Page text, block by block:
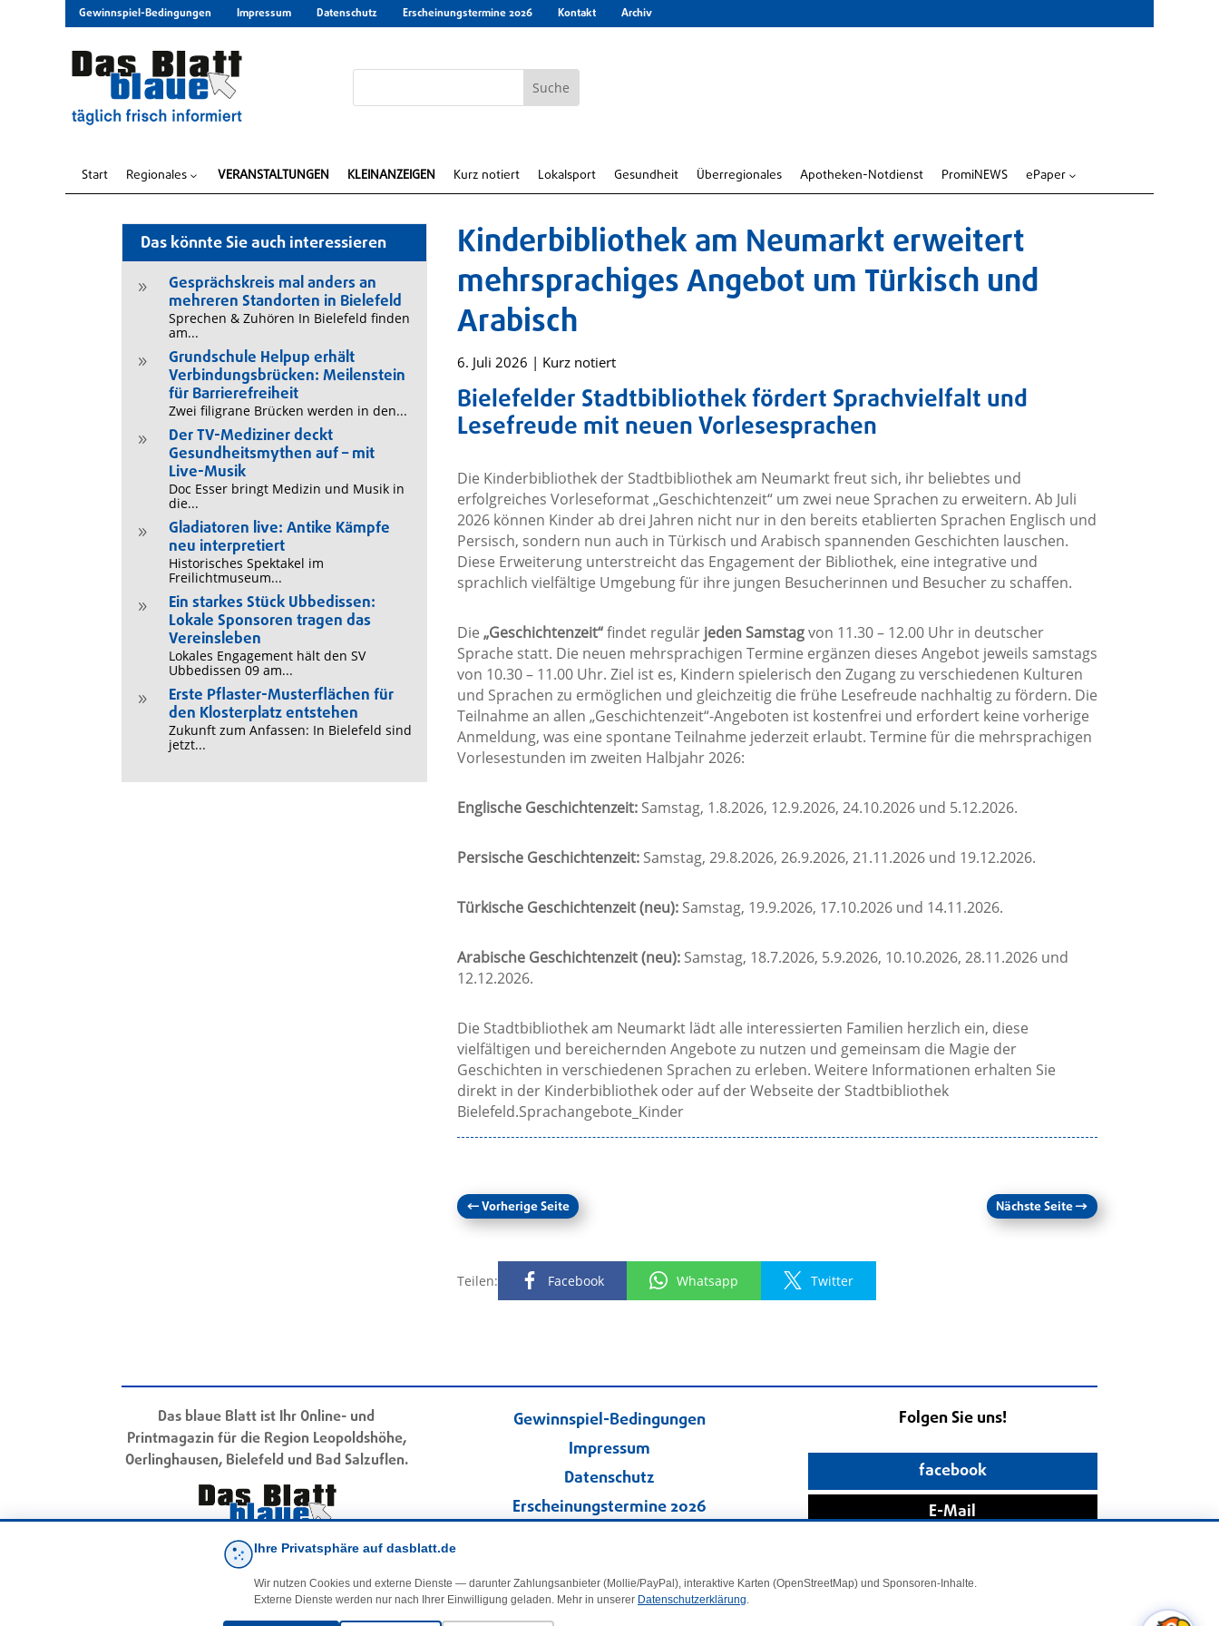
Gewinnspiel-Bedingungen Impressum Datenschutz Erscheinungstermine 2026 Kontakt Archiv
Start Regionales 3 VERANSTALTUNGEN KLEINANZEIGEN Kurz notiert Lokalsport Gesundheit Überregionales Apotheken-Notdienst PromiNEWS ePaper 3
Das könnte Sie auch interessieren
9
Gesprächskreis mal anders an
mehreren Standorten in Bielefeld
Sprechen & Zuhören In Bielefeld finden
am...
9
Grundschule Helpup erhält
Verbindungsbrücken: Meilenstein
für Barrierefreiheit
Zwei filigrane Brücken werden in den...
9
Der TV-Mediziner deckt
Gesundheitsmythen auf – mit
Live-Musik
Doc Esser bringt Medizin und Musik in
die...
9
Gladiatoren live: Antike Kämpfe
neu interpretiert
Historisches Spektakel im
Freilichtmuseum...
9
Ein starkes Stück Ubbedissen:
Lokale Sponsoren tragen das
Vereinsleben
Lokales Engagement hält den SV
Ubbedissen 09 am...
9
Erste Pflaster-Musterflächen für
den Klosterplatz entstehen
Zukunft zum Anfassen: In Bielefeld sind
jetzt...
Kinderbibliothek am Neumarkt erweitert
mehrsprachiges Angebot um Türkisch und
Arabisch
6. Juli 2026 | Kurz notiert
Bielefelder Stadtbibliothek fördert Sprachvielfalt und
Lesefreude mit neuen Vorlesesprachen
Die Kinderbibliothek der Stadtbibliothek am Neumarkt freut sich, ihr beliebtes und
erfolgreiches Vorleseformat „Geschichtenzeit“ um zwei neue Sprachen zu erweitern. Ab Juli
2026 können Kinder ab drei Jahren nicht nur in den bereits etablierten Sprachen Englisch und
Persisch, sondern nun auch in Türkisch und Arabisch spannenden Geschichten lauschen.
Diese Erweiterung unterstreicht das Engagement der Bibliothek, eine integrative und
sprachlich vielfältige Umgebung für ihre jungen Besucherinnen und Besucher zu schaffen.
Die „Geschichtenzeit“findet regulär jeden Samstagvon 11.30 – 12.00 Uhr in deutscher
Sprache statt. Die neuen mehrsprachigen Termine ergänzen dieses Angebot jeweils samstags
von 10.30 – 11.00 Uhr. Ziel ist es, Kindern spielerisch den Zugang zu verschiedenen Kulturen
und Sprachen zu ermöglichen und gleichzeitig die frühe Lesefreude nachhaltig zu fördern. Die
Teilnahme an allen „Geschichtenzeit“-Angeboten ist kostenfrei und erfordert keine vorherige
Anmeldung, was eine spontane Teilnahme jederzeit erlaubt. Termine für die mehrsprachigen
Vorlesestunden im zweiten Halbjahr 2026:
Englische Geschichtenzeit: Samstag, 1.8.2026, 12.9.2026, 24.10.2026 und 5.12.2026.
Persische Geschichtenzeit: Samstag, 29.8.2026, 26.9.2026, 21.11.2026 und 19.12.2026.
Türkische Geschichtenzeit (neu): Samstag, 19.9.2026, 17.10.2026 und 14.11.2026.
Arabische Geschichtenzeit (neu): Samstag, 18.7.2026, 5.9.2026, 10.10.2026, 28.11.2026 und
12.12.2026.
Die Stadtbibliothek am Neumarkt lädt alle interessierten Familien herzlich ein, diese
vielfältigen und bereichernden Angebote zu nutzen und gemeinsam die Magie der
Geschichten in verschiedenen Sprachen zu erleben. Weitere Informationen erhalten Sie
direkt in der Kinderbibliothek oder auf der Webseite der Stadtbibliothek
Bielefeld.Sprachangebote_Kinder
←Vorherige Seite Nächste Seite→
Teilen: Facebook Whatsapp Twitter
Das blaue Blatt ist Ihr Online- und
Printmagazin für die Region Leopoldshöhe,
Oerlinghausen, Bielefeld und Bad Salzuflen.
Gewinnspiel-Bedingungen
Impressum
Datenschutz
Erscheinungstermine 2026
Kleinanzeigen
Folgen Sie uns!
facebook
E-Mail
Ihre Privatsphäre auf dasblatt.de
Wir nutzen Cookies und externe Dienste — darunter Zahlungsanbieter (Mollie/PayPal), interaktive Karten (OpenStreetMap) und Sponsoren-Inhalte.
Externe Dienste werden nur nach Ihrer Einwilligung geladen. Mehr in unserer Datenschutzerklärung.